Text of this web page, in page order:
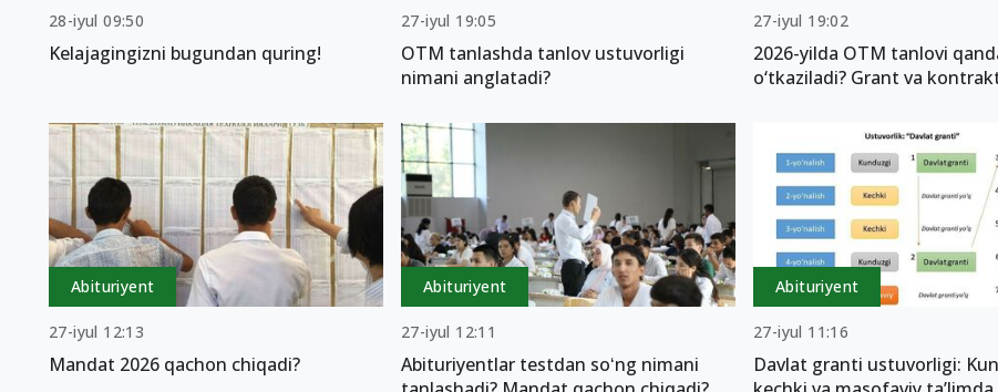
28-iyul 09:50
Kelajagingizni bugundan quring!
27-iyul 19:05
OTM tanlashda tanlov ustuvorligi
nimani anglatadi?
27-iyul 19:02
2026-yilda OTM tanlovi
o‘tkaziladi? Grant va
Abituriyent
27-iyul 12:13
Mandat 2026 qachon chiqadi?
Abituriyent
27-iyul 12:11
Abituriyentlar testdan soʻng nimani
Abituriyent
27-iyul 11:16
Davlat granti ustuvorligi: